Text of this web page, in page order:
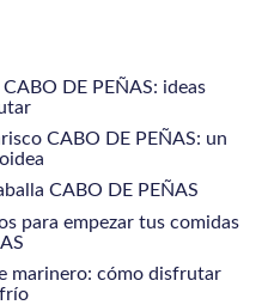
DE PEÑAS: ideas
CABO DE PEÑAS: un
CABO DE PEÑAS
para empezar tus comidas
marinero: cómo disfrutar